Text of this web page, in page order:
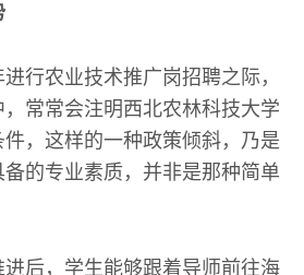
行农业技术推广岗招聘之际，
常常会注明西北农林科技大学
，这样的一种政策倾斜，乃是
的专业素质，并非是那种简单
后，学生能够跟着导师前往海